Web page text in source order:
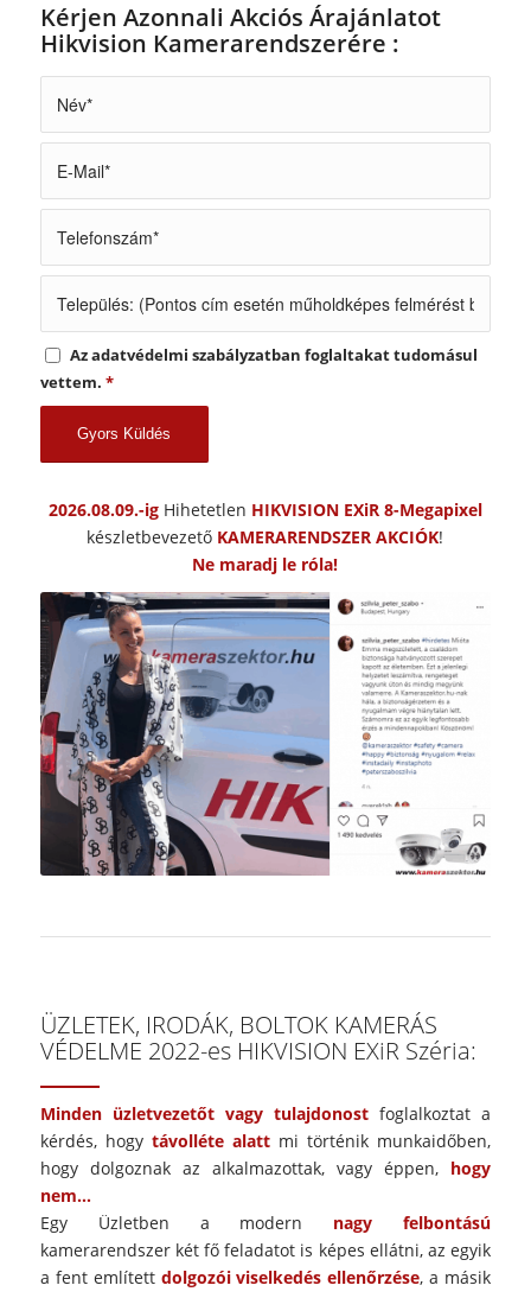
Kérjen Azonnali Akciós Árajánlatot
Hikvision Kamerarendszerére :
Az adatvédelmi szabályzatban foglaltakat tudomásul
vettem. *
2026.08.09.-igHihetetlen HIKVISION EXiR 8-Megapixel
készletbevezető KAMERARENDSZER AKCIÓK!
Ne maradj le róla!
ÜZLETEK, IRODÁK, BOLTOK KAMERÁS
VÉDELME 2022-es HIKVISION EXiR Széria:
Minden üzletvezetőt vagy tulajdonost foglalkoztat a
kérdés, hogy távolléte alatt mi történik munkaidőben,
hogy dolgoznak az alkalmazottak, vagy éppen, hogy
nem…
Egy Üzletben a modern nagy felbontású
kamerarendszer két fő feladatot is képes ellátni, az egyik
a fent említett dolgozói viselkedés ellenőrzése, a másik